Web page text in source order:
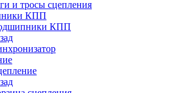
и тросы сцепления
КПП
КПП